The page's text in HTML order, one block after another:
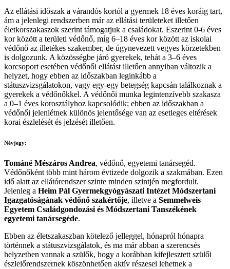
Az ellátási időszak a várandós kortól a gyermek 18 éves koráig tart,
ám a jelenlegi rendszerben már az ellátási területeket illetően
életkorszakaszok szerint támogatjuk a családokat. Eszerint 0-6 éves
kor között a területi védőnő, míg 6–18 éves kor között az iskolai
védőnő az illetékes szakember, de úgynevezett vegyes körzetekben
is dolgozunk. A közösségbe járó gyerekek, tehát a 3–6 éves
korcsoport esetében védőnői ellátást illetően annyiban változik a
helyzet, hogy ebben az időszakban leginkább a
státuszvizsgálatokon, vagy egy-egy betegség kapcsán találkoznak a
gyerekek a védőnőkkel. A védőnői munka legintenzívebb szakasza
a 0–1 éves korosztályhoz kapcsolódik; ebben az időszakban a
védőnői jelenlétnek különös jelentősége van az esetleges eltérések
korai észlelését és jelzését illetően.
Névjegy:
Tománé Mészáros Andrea, védőnő, egyetemi tanársegéd.
Védőnőként több mint három évtizede dolgozik a szakmában. Ezen
idő alatt az ellátórendszer szinte minden szintjén megfordult.
Jelenleg a Heim Pál Gyermekgyógyászati Intézet Módszertani
Igazgatóságának védőnő szakértője, illetve a Semmelweis
Egyetem Családgondozási és Módszertani Tanszékének
egyetemi tanársegéde.
Ebben az életszakaszban kötelező jelleggel, hónapról hónapra
történnek a státuszvizsgálatok, és ma már abban a szerencsés
helyzetben vannak a szülők, hogy a korábban kifejlesztett szülői
észlelőrendszernek köszönhetően aktív részesei lehetnek a